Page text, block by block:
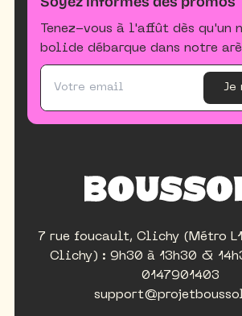
Tenez-vous à l'affût dès qu'un
bolide débarque dans notre
Je
7 rue foucault, Clichy (Métro
Clichy) : 9h30 à 13h30 &
0147901403